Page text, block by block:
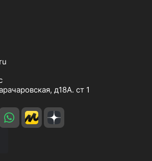
д18А. ст 1